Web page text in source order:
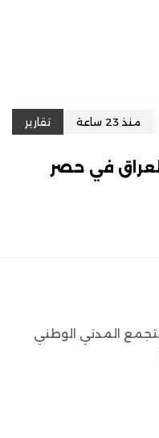
منذ 23 ساعة تقارير
العراق في حصر
المدني الوطني